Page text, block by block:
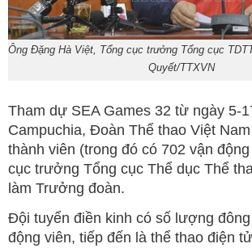
Ông Đặng Hà Việt, Tổng cục trưởng Tổng cục
Quyết/TTXVN
Tham dự SEA Games 32 từ ngày 5-
Campuchia, Đoàn Thể thao Việt
thành viên (trong đó có 702 vận
cục trưởng Tổng cục Thể dục Thể
làm Trưởng đoàn.
Đội tuyển điền kinh có số lượng
động viên, tiếp đến là thể thao điện